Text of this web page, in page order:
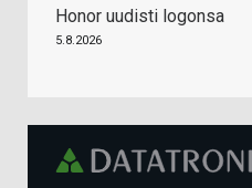
Honor uudisti logonsa
5.8.2026